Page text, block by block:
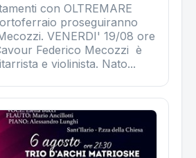
con OLTREMARE
proseguiranno
VENERDI' 19/08 ore
Federico Mecozzi è
e violinista. Nato...